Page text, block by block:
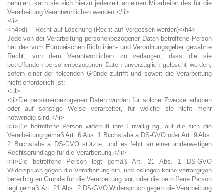
nehmen, kann sie sich hierzu jederzeit an einen Mitarbeiter des für die
Verarbeitung Verantwortlichen wenden.</li>
<li>
<h4>d) Recht auf Löschung (Recht auf Vergessen werden)</h4>
Jede von der Verarbeitung personenbezogener Daten betroffene Person
hat das vom Europäischen Richtlinien- und Verordnungsgeber gewährte
Recht, von dem Verantwortlichen zu verlangen, dass die sie
betreffenden personenbezogenen Daten unverzüglich gelöscht werden,
sofern einer der folgenden Gründe zutrifft und soweit die Verarbeitung
nicht erforderlich ist:
<ul>
<li>Die personenbezogenen Daten wurden für solche Zwecke erhoben
oder auf sonstige Weise verarbeitet, für welche sie nicht mehr
notwendig sind.</li>
<li>Die betroffene Person widerruft ihre Einwilligung, auf die sich die
Verarbeitung gemäß Art. 6 Abs. 1 Buchstabe a DS-GVO oder Art. 9 Abs.
2 Buchstabe a DS-GVO stützte, und es fehlt an einer anderweitigen
Rechtsgrundlage für die Verarbeitung.</li>
<li>Die betroffene Person legt gemäß Art. 21 Abs. 1 DS-GVO
Widerspruch gegen die Verarbeitung ein, und esliegen keine vorrangigen
berechtigten Gründe für die Verarbeitung vor, oder die betroffene Person
legt gemäß Art. 21 Abs. 2 DS-GVO Widerspruch gegen die Verarbeitung